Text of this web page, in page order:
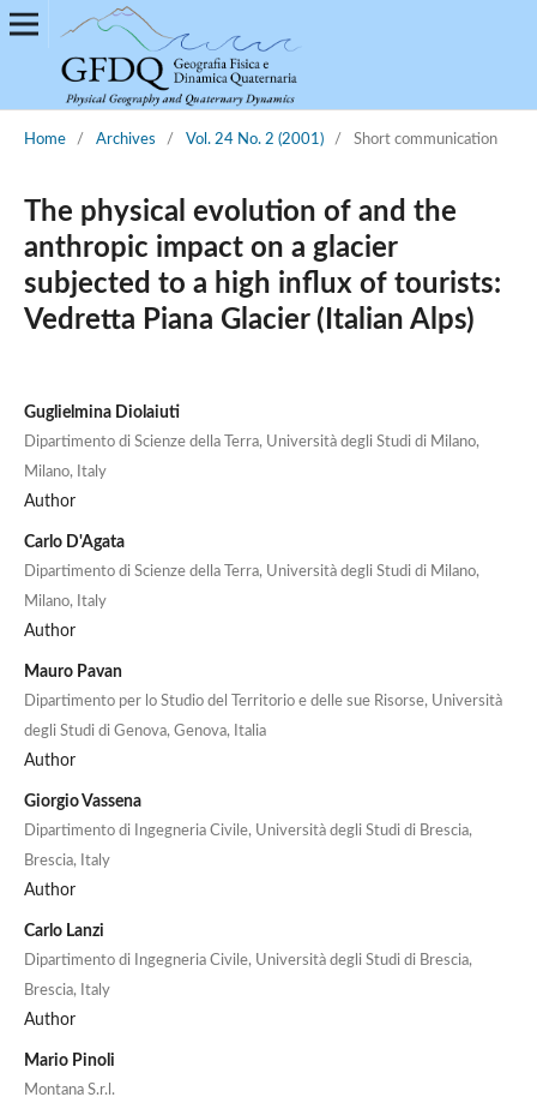
Home / Archives / Vol. 24 No. 2 (2001) / Short communication
The physical evolution of and the
anthropic impact on a glacier
subjected to a high influx of tourists:
Vedretta Piana Glacier (Italian Alps)
Guglielmina Diolaiuti
Dipartimento di Scienze della Terra, Università degli Studi di Milano,
Milano, Italy
Author
Carlo D'Agata
Dipartimento di Scienze della Terra, Università degli Studi di Milano,
Milano, Italy
Author
Mauro Pavan
Dipartimento per lo Studio del Territorio e delle sue Risorse, Università
degli Studi di Genova, Genova, Italia
Author
Giorgio Vassena
Dipartimento di Ingegneria Civile, Università degli Studi di Brescia,
Brescia, Italy
Author
Carlo Lanzi
Dipartimento di Ingegneria Civile, Università degli Studi di Brescia,
Brescia, Italy
Author
Mario Pinoli
Montana S.r.l.